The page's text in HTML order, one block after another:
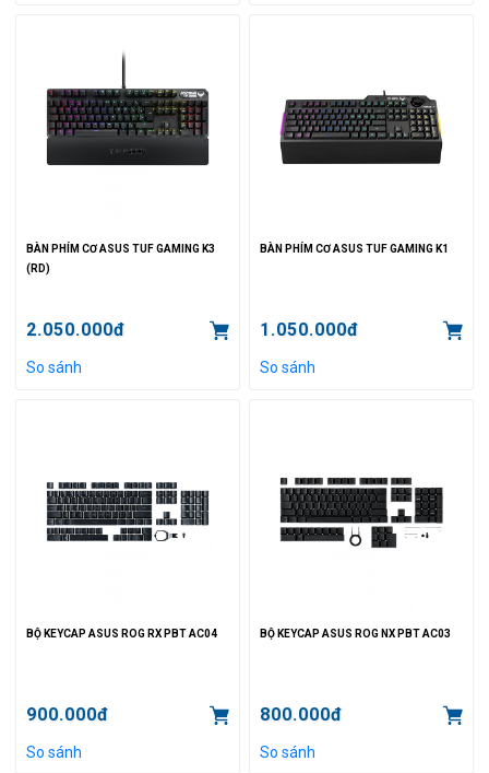
BÀN PHÍM CƠ ASUS TUF GAMING K3
(RD)
2.050.000đ
So sánh
BÀN PHÍM CƠ ASUS TUF GAMING K1
1.050.000đ
So sánh
BỘ KEYCAP ASUS ROG RX PBT AC04
900.000đ
So sánh
BỘ KEYCAP ASUS ROG NX PBT AC03
800.000đ
So sánh